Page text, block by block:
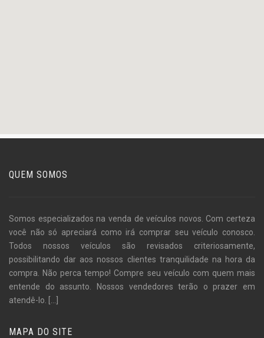
QUEM SOMOS
Somos especializados na venda de veículos novos. Com certeza
você não só apreciará como irá comprar seu veículo conosco.
Todos nossos veículos são revisados criteriosamente,
possibilitando dar aos nossos clientes tranquilidade na hora da
compra. Não perca tempo! Compre seu veículo com quem mais
entende do assunto. Nossos vendedores terão o prazer em
atendê-lo.
MAPA DO SITE